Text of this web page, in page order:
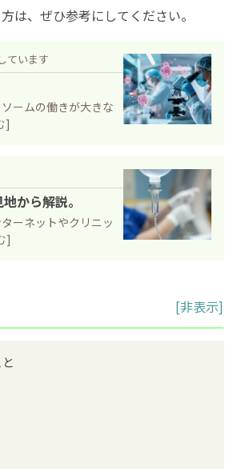
は、ぜひ参考にしてください。
ています
ームの働きが大きな
]
から解説。
ーネットやクリニッ
]
[非表示]